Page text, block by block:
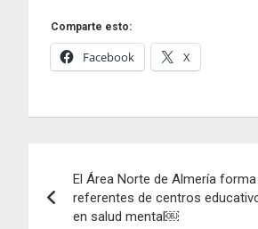
Comparte esto:
Facebook X
de
El Área Norte de Almería
referentes de centros
en salud mental￼